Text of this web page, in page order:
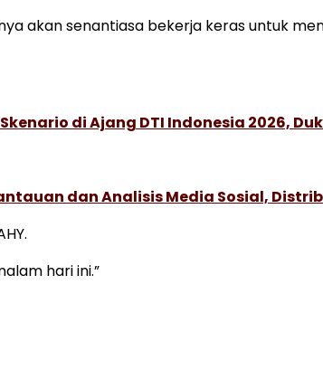
akan senantiasa bekerja keras untuk
di Ajang DTI Indonesia 2026,
dan Analisis Media Sosial,
hari ini.”